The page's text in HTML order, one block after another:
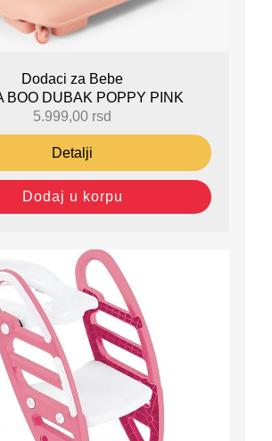
Dodaci za Bebe
BOO DUBAK POPPY PINK
5.999,00 rsd
Detalji
Dodaj u korpu